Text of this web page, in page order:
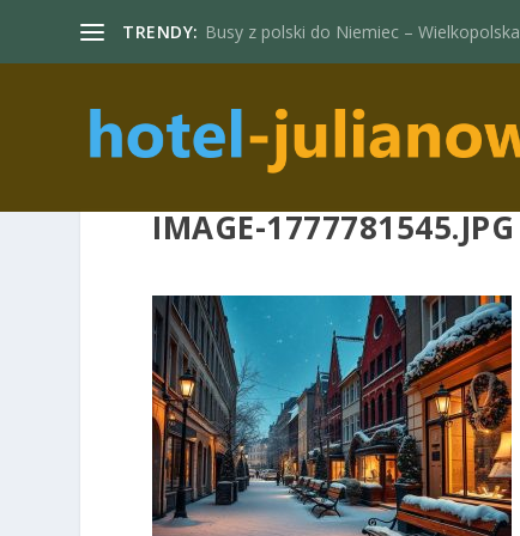
TRENDY: Busy z polski do Niemiec – Wielkopolska
IMAGE-1777781545.JPG